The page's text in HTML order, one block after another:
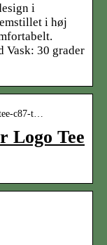
i
i høj
Vask: 30 grader
c87-t…
Logo Tee